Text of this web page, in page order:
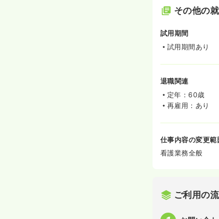
その他の
試用期間
試用期間あり
退職関連
定年：60歳
再雇用：あり
仕事内容の変更範
看護業務全般
ご利用の